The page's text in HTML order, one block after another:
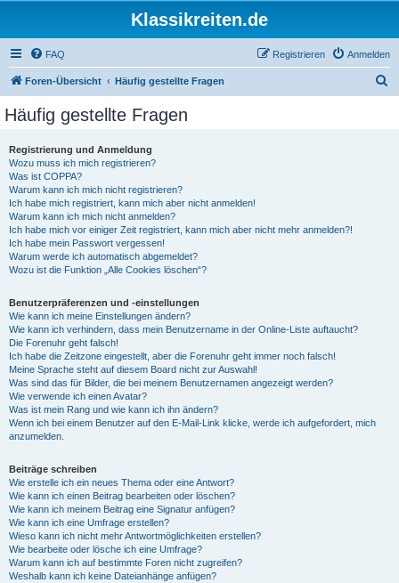
Klassikreiten.de
FAQ Anmelden
Registrieren
Foren-Übersicht Häufig gestellte Fragen
Häufig gestellte Fragen
Registrierung und Anmeldung
Wozu muss ich mich registrieren?
Was ist COPPA?
Warum kann ich mich nicht registrieren?
Ich habe mich registriert, kann mich aber nicht anmelden!
Warum kann ich mich nicht anmelden?
Ich habe mich vor einiger Zeit registriert, kann mich aber nicht mehr anmelden?!
Ich habe mein Passwort vergessen!
Warum werde ich automatisch abgemeldet?
Wozu ist die Funktion „Alle Cookies löschen“?
Benutzerpräferenzen und -einstellungen
Wie kann ich meine Einstellungen ändern?
Wie kann ich verhindern, dass mein Benutzername in der Online-Liste auftaucht?
Die Forenuhr geht falsch!
Ich habe die Zeitzone eingestellt, aber die Forenuhr geht immer noch falsch!
Meine Sprache steht auf diesem Board nicht zur Auswahl!
Was sind das für Bilder, die bei meinem Benutzernamen angezeigt werden?
Wie verwende ich einen Avatar?
Was ist mein Rang und wie kann ich ihn ändern?
Wenn ich bei einem Benutzer auf den E-Mail-Link klicke, werde ich aufgefordert, mich
anzumelden.
Beiträge schreiben
Wie erstelle ich ein neues Thema oder eine Antwort?
Wie kann ich einen Beitrag bearbeiten oder löschen?
Wie kann ich meinem Beitrag eine Signatur anfügen?
Wie kann ich eine Umfrage erstellen?
Wieso kann ich nicht mehr Antwortmöglichkeiten erstellen?
Wie bearbeite oder lösche ich eine Umfrage?
Warum kann ich auf bestimmte Foren nicht zugreifen?
Weshalb kann ich keine Dateianhänge anfügen?